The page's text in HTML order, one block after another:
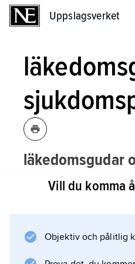
Uppslagsverket
läkedomsgudar
religioner har
Mot sjukdomsdemoner,
Vill du komma
Objektiv och pålitlig